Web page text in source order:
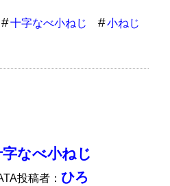
十字なべ小ねじ
小ねじ
字なべ小ねじ
投稿者： ひろ